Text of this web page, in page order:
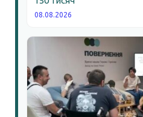
08.08.2026